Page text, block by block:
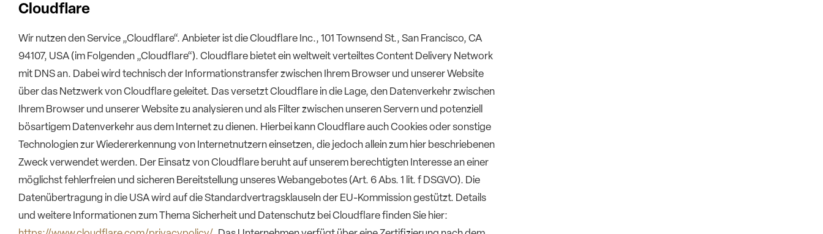
Cloudflare
Wir nutzen den Service „Cloudflare“. Anbieter ist die Cloudflare Inc., 101 Townsend St., San Francisco, CA
94107, USA (im Folgenden „Cloudflare“). Cloudflare bietet ein weltweit verteiltes Content Delivery Network
mit DNS an. Dabei wird technisch der Informationstransfer zwischen Ihrem Browser und unserer Website
über das Netzwerk von Cloudflare geleitet. Das versetzt Cloudflare in die Lage, den Datenverkehr zwischen
Ihrem Browser und unserer Website zu analysieren und als Filter zwischen unseren Servern und potenziell
bösartigem Datenverkehr aus dem Internet zu dienen. Hierbei kann Cloudflare auch Cookies oder sonstige
Technologien zur Wiedererkennung von Internetnutzern einsetzen, die jedoch allein zum hier beschriebenen
Zweck verwendet werden. Der Einsatz von Cloudflare beruht auf unserem berechtigten Interesse an einer
möglichst fehlerfreien und sicheren Bereitstellung unseres Webangebotes (Art. 6 Abs. 1 lit. f DSGVO). Die
Datenübertragung in die USA wird auf die Standardvertragsklauseln der EU-Kommission gestützt. Details
und weitere Informationen zum Thema Sicherheit und Datenschutz bei Cloudflare finden Sie hier: